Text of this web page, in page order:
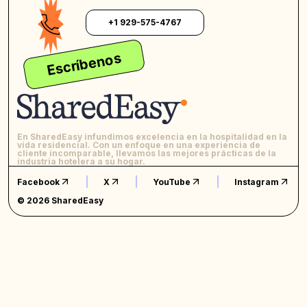
Escríbenos
+1 929-575-4767
En SharedEasy infundimos excelencia en la hospitalidad en la
vida residencial. Con un enfoque en una experiencia de
cliente incomparable, llevamos las mejores prácticas de la
industria hotelera a su hogar.
Facebook
X YouTube
Instagram
© 2026 SharedEasy